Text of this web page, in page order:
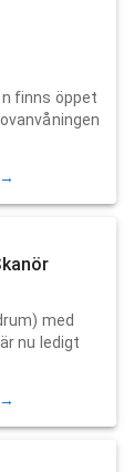
finns öppet
med
nu ledigt